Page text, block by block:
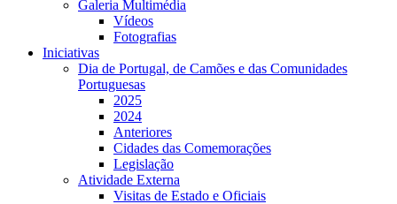
Galeria Multimédia
Vídeos
Fotografias
Iniciativas
Dia de Portugal, de Camões e das Comunidades
Portuguesas
2025
2024
Anteriores
Cidades das Comemorações
Legislação
Atividade Externa
Visitas de Estado e Oficiais